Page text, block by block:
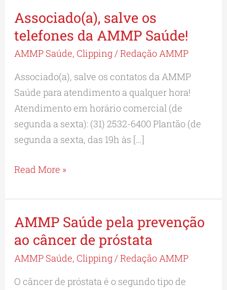
Associado(a), salve os
telefones da AMMP Saúde!
AMMP Saúde, Clipping/Redação AMMP
Associado(a), salve os contatos da AMMP
Saúde para atendimento a qualquer hora!
Atendimento em horário comercial (de
segunda a sexta): (31) 2532-6400 Plantão (de
segunda a sexta, das 19h às […]
Associado(a),
salve
AMMP
Saúde!
Read More »
AMMP Saúde pela prevenção
ao câncer de próstata
AMMP Saúde, Clipping /Redação AMMP
O câncer de próstata é o segundo tipo de
AMMP
Saúde
ao